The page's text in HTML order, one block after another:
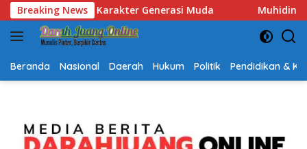
Langsung
ke
konten
Breaking News
Muhidin Tegaskan Penempatan Pejabat Kalsel
Beranda Nasional Daerah Hukum Politik Pendidikan &